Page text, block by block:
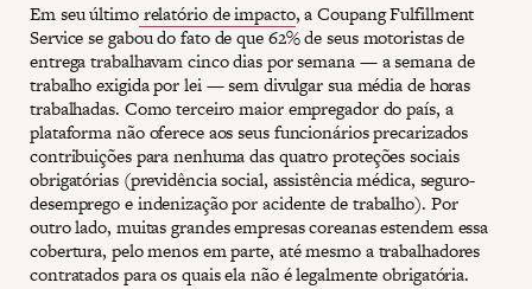
Em seu últimorelatório de impacto, a Coupang Fulfillment
Service se gabou do fato de que 62% de seus motoristas de
entrega trabalhavam cinco dias por semana — a semana de
trabalho exigida por lei — sem divulgar sua média de horas
trabalhadas. Como terceiro maior empregador do país, a
plataforma não oferece aos seus funcionários precarizados
contribuições para nenhuma das quatro proteções sociais
obrigatórias (previdência social, assistência médica, seguro-
desemprego e indenização por acidente de trabalho). Por
outro lado, muitas grandes empresas coreanas estendem essa
cobertura, pelo menos em parte, até mesmo a trabalhadores
contratados para os quais ela não é legalmente obrigatória.